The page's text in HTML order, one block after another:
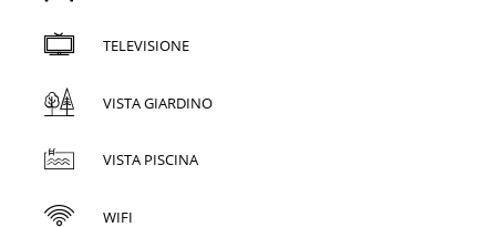
TELEVISIONE
VISTA GIARDINO
VISTA PISCINA
WIFI